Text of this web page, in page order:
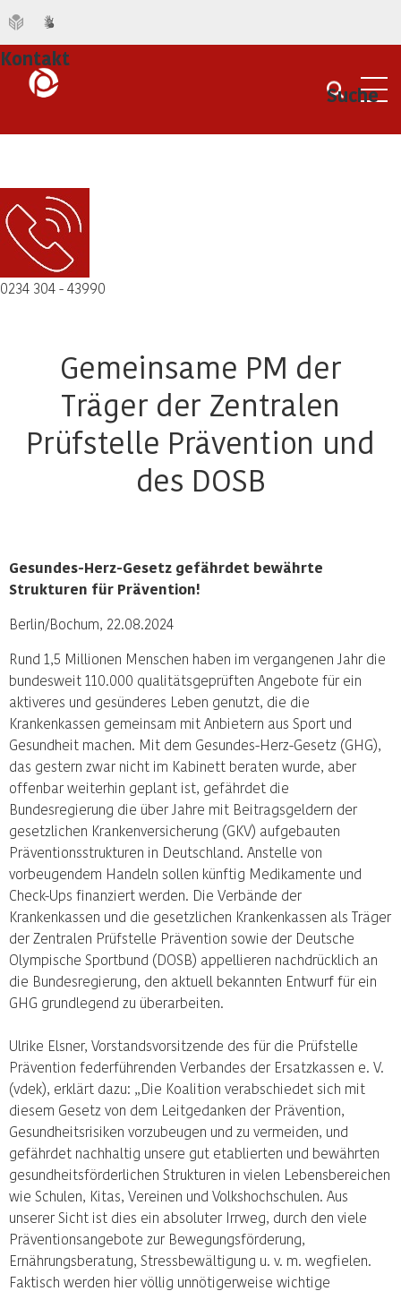
Suche
Kontakt
0234 304 - 43990
Gemeinsame PM der
Träger der Zentralen
Prüfstelle Prävention und
des DOSB
Gesundes-Herz-Gesetz gefährdet bewährte
Strukturen für Prävention!
Berlin/Bochum, 22.08.2024
Rund 1,5 Millionen Menschen haben im vergangenen Jahr die
bundesweit 110.000 qualitätsgeprüften Angebote für ein
aktiveres und gesünderes Leben genutzt, die die
Krankenkassen gemeinsam mit Anbietern aus Sport und
Gesundheit machen. Mit dem Gesundes-Herz-Gesetz (GHG),
das gestern zwar nicht im Kabinett beraten wurde, aber
offenbar weiterhin geplant ist, gefährdet die
Bundesregierung die über Jahre mit Beitragsgeldern der
gesetzlichen Krankenversicherung (GKV) aufgebauten
Präventionsstrukturen in Deutschland. Anstelle von
vorbeugendem Handeln sollen künftig Medikamente und
Check-Ups finanziert werden. Die Verbände der
Krankenkassen und die gesetzlichen Krankenkassen als Träger
der Zentralen Prüfstelle Prävention sowie der Deutsche
Olympische Sportbund (DOSB) appellieren nachdrücklich an
die Bundesregierung, den aktuell bekannten Entwurf für ein
GHG grundlegend zu überarbeiten.
Ulrike Elsner, Vorstandsvorsitzende des für die Prüfstelle
Prävention federführenden Verbandes der Ersatzkassen e. V.
(vdek), erklärt dazu: „Die Koalition verabschiedet sich mit
diesem Gesetz von dem Leitgedanken der Prävention,
Gesundheitsrisiken vorzubeugen und zu vermeiden, und
gefährdet nachhaltig unsere gut etablierten und bewährten
gesundheitsförderlichen Strukturen in vielen Lebensbereichen
wie Schulen, Kitas, Vereinen und Volkshochschulen. Aus
unserer Sicht ist dies ein absoluter Irrweg, durch den viele
Präventionsangebote zur Bewegungsförderung,
Ernährungsberatung, Stressbewältigung u. v. m. wegfielen.
Faktisch werden hier völlig unnötigerweise wichtige